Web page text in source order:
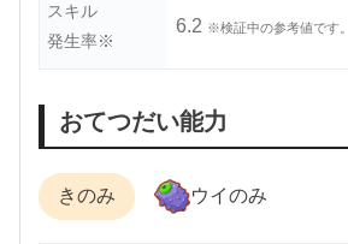
スキル
発生率※
6.2 ※検証中の参考値です。
おてつだい能力
きのみ ウイのみ